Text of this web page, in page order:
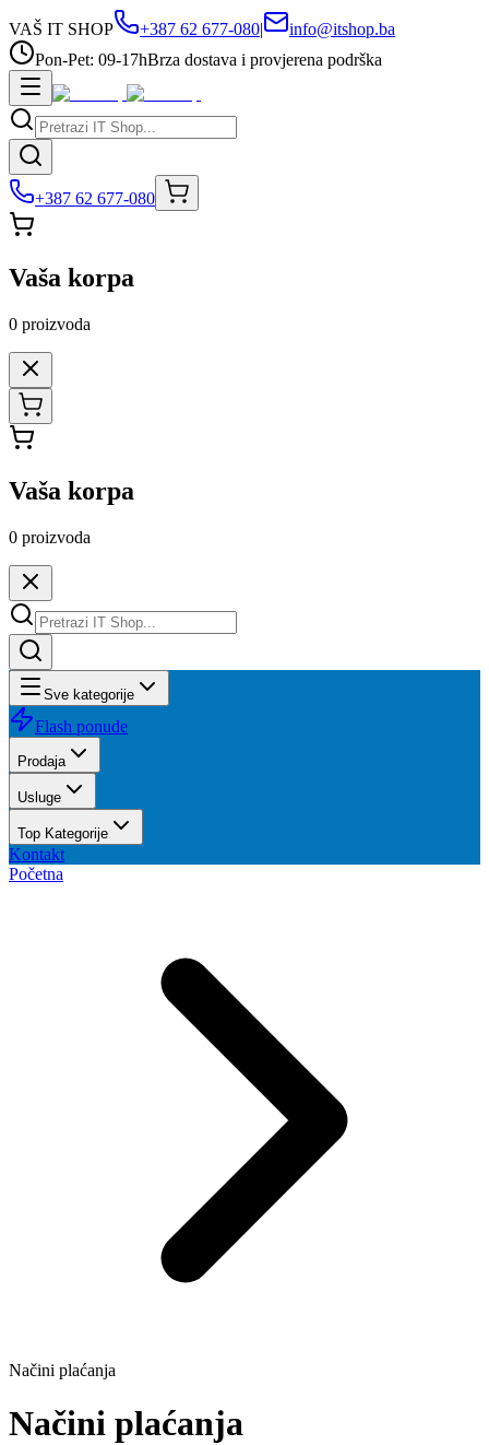
VAŠ IT SHOP +387 62 677-080|
info@itshop.ba
Pon-Pet: 09-17hBrza dostava i provjerena podrška
+387 62 677-080
Vaša korpa
0 proizvoda
Vaša korpa
0 proizvoda
Sve kategorije
Flash ponude
Prodaja
Usluge
Top Kategorije
Kontakt
Početna
Načini plaćanja
Načini plaćanja